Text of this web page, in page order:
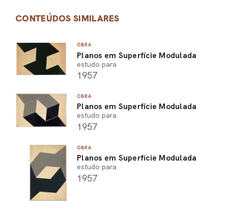
CONTEÚDOS SIMILARES
OBRA
Planos em Superfície Modulada
estudo para
1957
OBRA
Planos em Superfície Modulada
estudo para
1957
OBRA
Planos em Superfície Modulada
estudo para
1957